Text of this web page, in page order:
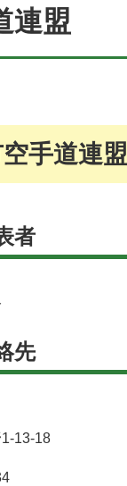
連盟
手道連盟
者
先
13-18